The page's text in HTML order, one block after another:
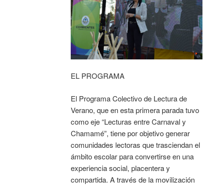
EL PROGRAMA
El Programa Colectivo de Lectura de
Verano, que en esta primera parada tuvo
como eje “Lecturas entre Carnaval y
Chamamé”, tiene por objetivo generar
comunidades lectoras que trasciendan el
ámbito escolar para convertirse en una
experiencia social, placentera y
compartida. A través de la movilización